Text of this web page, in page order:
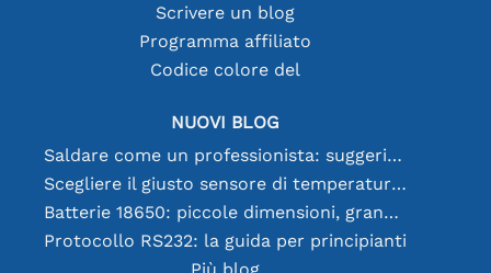
Scrivere un blog
Programma affiliato
Codice colore del
NUOVI BLOG
Saldare come un professionista: suggerimenti per connessioni elettroniche perfette
Scegliere il giusto sensore di temperatura [youtube]
Batterie 18650: piccole dimensioni, grandi prestazioni
Protocollo RS232: la guida per principianti
Più blog